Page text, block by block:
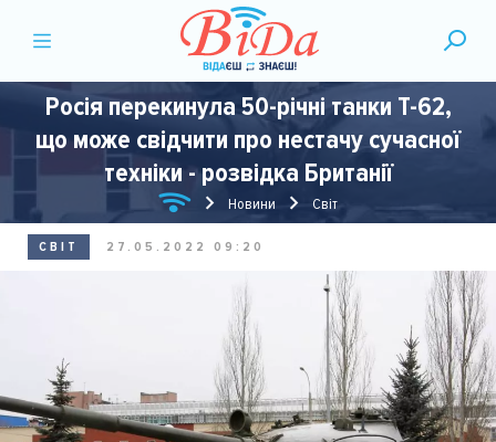
Росія перекинула 50-річні танки Т-62,
що може свідчити про нестачу сучасної
техніки - розвідка Британії
Новини Світ
СВІТ 27.05.2022 09:20